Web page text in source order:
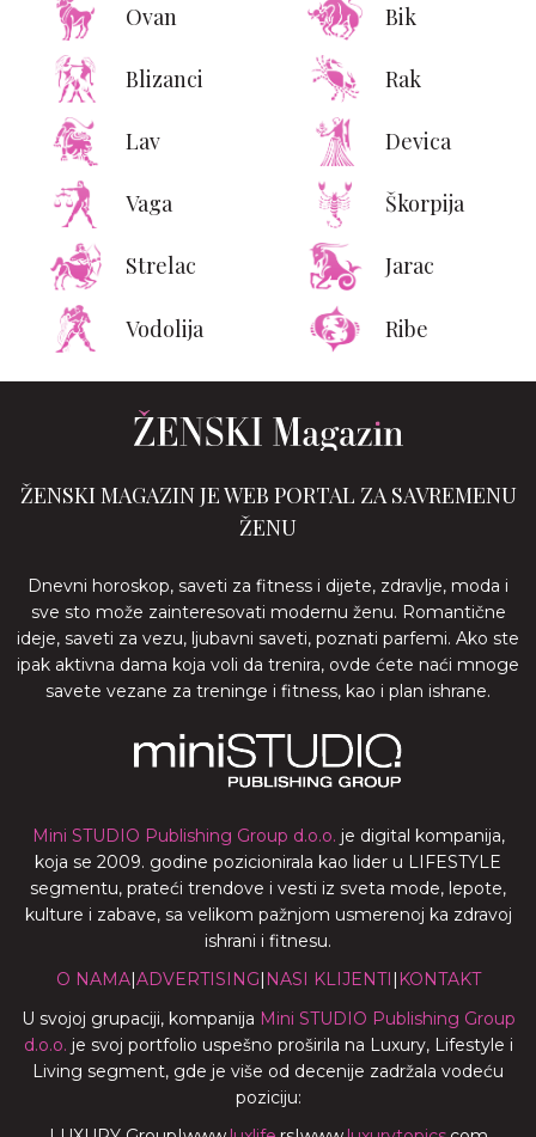
Ovan Bik
Blizanci Rak
Lav Devica
Vaga Škorpija
Strelac Jarac
Vodolija Ribe
ŽENSKI MAGAZIN JE WEB PORTAL ZA SAVREMENU
ŽENU
Dnevni horoskop, saveti za fitness i dijete, zdravlje, moda i
sve sto može zainteresovati modernu ženu. Romantične
ideje, saveti za vezu, ljubavni saveti, poznati parfemi. Ako ste
ipak aktivna dama koja voli da trenira, ovde ćete naći mnoge
savete vezane za treninge i fitness, kao i plan ishrane.
Mini STUDIO Publishing Group d.o.o. je digital kompanija,
koja se 2009. godine pozicionirala kao lider u LIFESTYLE
segmentu, prateći trendove i vesti iz sveta mode, lepote,
kulture i zabave, sa velikom pažnjom usmerenoj ka zdravoj
ishrani i fitnesu.
O NAMA|ADVERTISING| NASI KLIJENTI | KONTAKT
U svojoj grupaciji, kompanija Mini STUDIO Publishing Group
d.o.o. je svoj portfolio uspešno proširila na Luxury, Lifestyle i
Living segment, gde je više od decenije zadržala vodeću
poziciju: